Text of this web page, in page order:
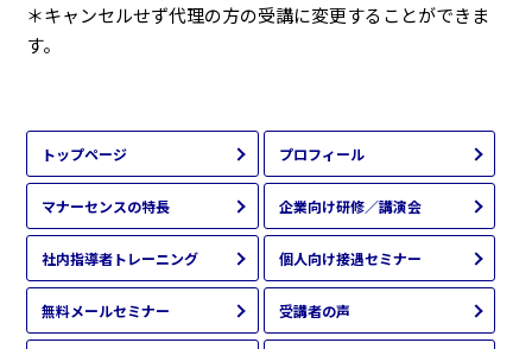
＊キャンセルせず代理の方の受講に変更することができま
す。
トップページ プロフィール
マナーセンスの特長 企業向け研修／講演会
社内指導者トレーニング 個人向け接遇セミナー
無料メールセミナー 受講者の声